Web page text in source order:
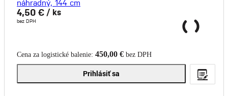
náhradný, 144 cm
4,50 € / ks
bez DPH
Cena za logistické balenie: 450,00 € bez DPH
Prihlásiť sa